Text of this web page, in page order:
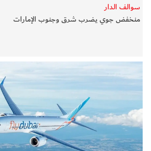
سوالف الدار
منخفض جوي يضرب شرق وجنوب الإمارات